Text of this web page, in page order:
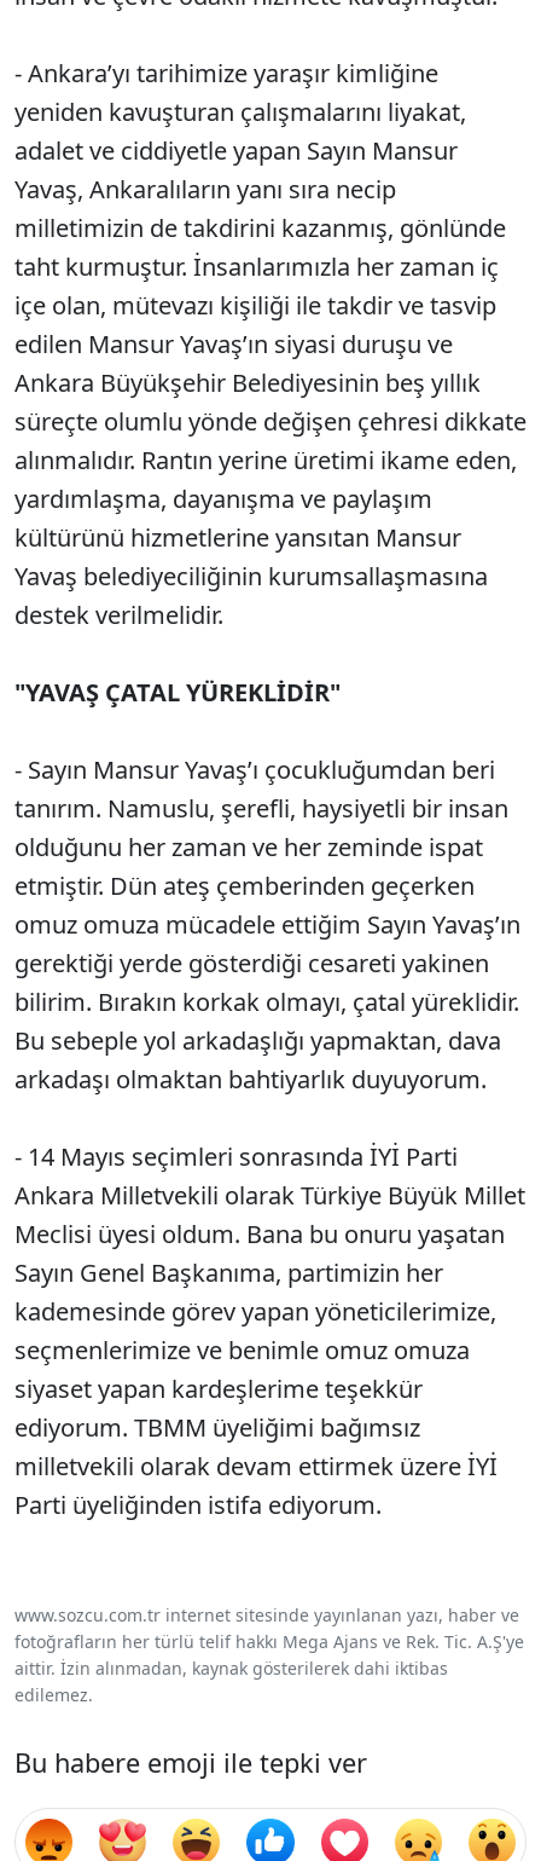
- Ankara’yı tarihimize yaraşır kimliğine
yeniden kavuşturan çalışmalarını liyakat,
adalet ve ciddiyetle yapan Sayın Mansur
Yavaş, Ankaralıların yanı sıra necip
milletimizin de takdirini kazanmış, gönlünde
taht kurmuştur. İnsanlarımızla her zaman iç
içe olan, mütevazı kişiliği ile takdir ve tasvip
edilen Mansur Yavaş’ın siyasi duruşu ve
Ankara Büyükşehir Belediyesinin beş yıllık
süreçte olumlu yönde değişen çehresi dikkate
alınmalıdır. Rantın yerine üretimi ikame eden,
yardımlaşma, dayanışma ve paylaşım
kültürünü hizmetlerine yansıtan Mansur
Yavaş belediyeciliğinin kurumsallaşmasına
destek verilmelidir.
"YAVAŞ ÇATAL YÜREKLİDİR"
- Sayın Mansur Yavaş’ı çocukluğumdan beri
tanırım. Namuslu, şerefli, haysiyetli bir insan
olduğunu her zaman ve her zeminde ispat
etmiştir. Dün ateş çemberinden geçerken
omuz omuza mücadele ettiğim Sayın Yavaş’ın
gerektiği yerde gösterdiği cesareti yakinen
bilirim. Bırakın korkak olmayı, çatal yüreklidir.
Bu sebeple yol arkadaşlığı yapmaktan, dava
arkadaşı olmaktan bahtiyarlık duyuyorum.
- 14 Mayıs seçimleri sonrasında İYİ Parti
Ankara Milletvekili olarak Türkiye Büyük Millet
Meclisi üyesi oldum. Bana bu onuru yaşatan
Sayın Genel Başkanıma, partimizin her
kademesinde görev yapan yöneticilerimize,
seçmenlerimize ve benimle omuz omuza
siyaset yapan kardeşlerime teşekkür
ediyorum. TBMM üyeliğimi bağımsız
milletvekili olarak devam ettirmek üzere İYİ
Parti üyeliğinden istifa ediyorum.
www.sozcu.com.tr internet sitesinde yayınlanan yazı, haber ve
fotoğrafların her türlü telif hakkı Mega Ajans ve Rek. Tic. A.Ş'ye
aittir. İzin alınmadan, kaynak gösterilerek dahi iktibas
edilemez.
Bu habere emoji ile tepki ver